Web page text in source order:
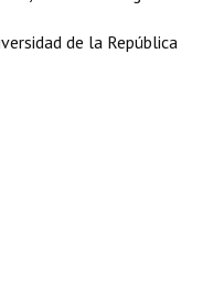
de la República